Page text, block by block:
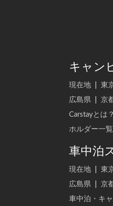
キャン
現在地 東
広島県
京
Carstayとは
ホルダー一覧
車中泊
現在地 東
広島県
京
車中泊・キ